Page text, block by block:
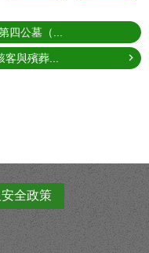
四公墓（...
客與殯葬...
全政策